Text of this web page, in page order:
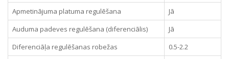
Apmetinājuma platuma regulēšana
Jā
Auduma padeves regulēšana (diferenciālis)
Jā
Diferenciāļa regulēšanas robežas
0.5-2.2